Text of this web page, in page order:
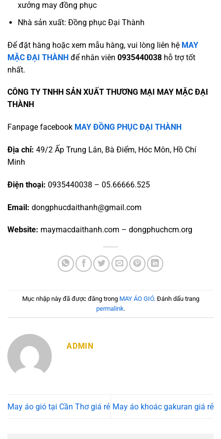
xưởng may đồng phục
Nhà sản xuất: Đồng phục Đại Thành
Để đặt hàng hoặc xem mẫu hàng, vui lòng liên hệ MAY
MẶC ĐẠI THÀNH để nhân viên 0935440038 hỗ trợ tốt
nhất.
CÔNG TY TNHH SẢN XUẤT THƯƠNG MẠI MAY MẶC ĐẠI
THÀNH
Fanpage facebook MAY ĐỒNG PHỤC ĐẠI THÀNH
Địa chỉ: 49/2 Ấp Trung Lân, Bà Điểm, Hóc Môn, Hồ Chí
Minh
Điện thoại: 0935440038 – 05.66666.525
Email: dongphucdaithanh@gmail.com
Website: maymacdaithanh.com – dongphuchcm.org
Mục nhập này đã được đăng trong MAY ÁO GIÓ. Đánh dấu trang
permalink.
ADMIN
May áo gió tại Cần Thơ giá rẻ May áo khoác gakuran giá rẻ